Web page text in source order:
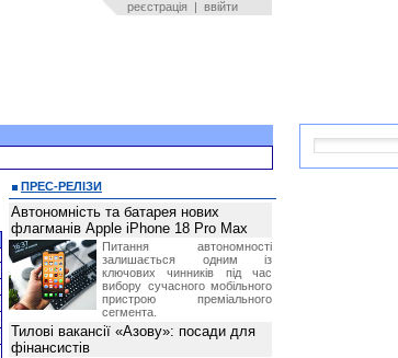
реєстрація | ввійти
ПРЕС-РЕЛІЗИ
Автономність та батарея нових
флагманів Apple iPhone 18 Pro Max
Питання автономності
залишається одним із
ключових чинників під час
вибору сучасного мобільного
пристрою преміального
сегмента.
Тилові вакансії «Азову»: посади для
фінансистів